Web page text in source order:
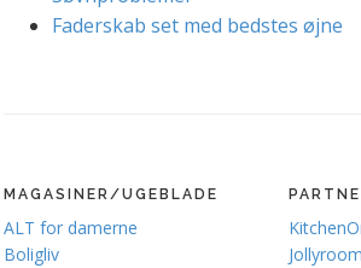
Faderskab set med bedstes øjne
MAGASINER/UGEBLADE
ALT for damerne
Boligliv